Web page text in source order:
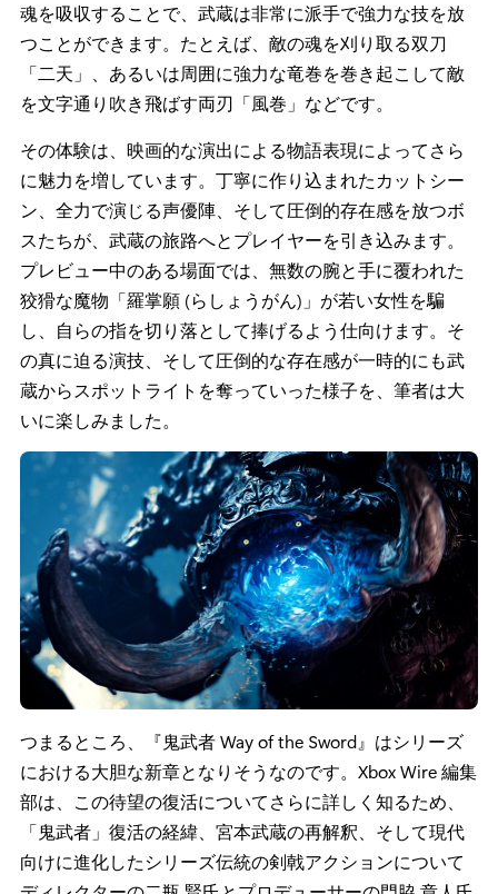
魂を吸収することで、武蔵は非常に派手で強力な技を放
つことができます。たとえば、敵の魂を刈り取る双刀
「二天」、あるいは周囲に強力な竜巻を巻き起こして敵
を文字通り吹き飛ばす両刃「風巻」などです。
その体験は、映画的な演出による物語表現によってさら
に魅力を増しています。丁寧に作り込まれたカットシー
ン、全力で演じる声優陣、そして圧倒的存在感を放つボ
スたちが、武蔵の旅路へとプレイヤーを引き込みます。
プレビュー中のある場面では、無数の腕と手に覆われた
狡猾な魔物「羅掌願 (らしょうがん)」が若い女性を騙
し、自らの指を切り落として捧げるよう仕向けます。そ
の真に迫る演技、そして圧倒的な存在感が一時的にも武
蔵からスポットライトを奪っていった様子を、筆者は大
いに楽しみました。
つまるところ、『鬼武者 Way of the Sword』はシリーズ
における大胆な新章となりそうなのです。Xbox Wire 編集
部は、この待望の復活についてさらに詳しく知るため、
「鬼武者」復活の経緯、宮本武蔵の再解釈、そして現代
向けに進化したシリーズ伝統の剣戟アクションについて